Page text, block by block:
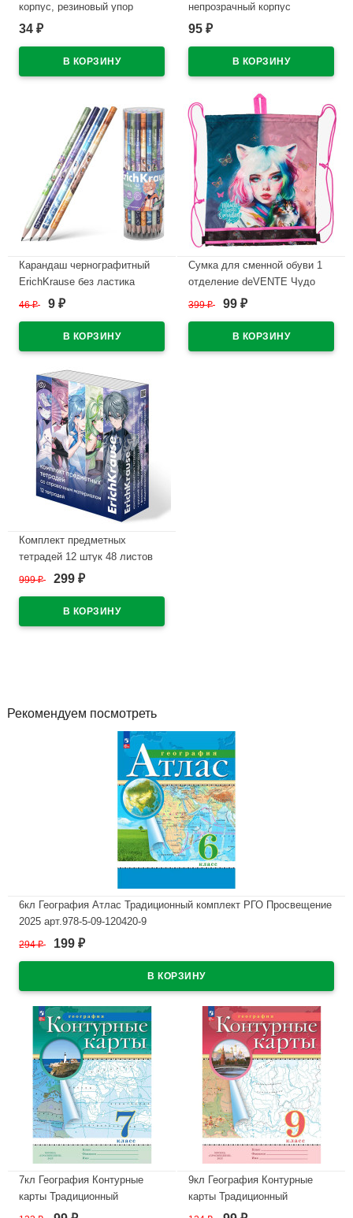
корпус, резиновый упор
(ErichKrause) R-301 Классик
арт.39527 (Ст.50)
34 ₽
непрозрачный корпус
(Unomax) Tritron синий, 0,3мм,
95 ₽
Карандаш чернографитный
ErichKrause без ластика
Аниме (Manga) HB
46₽ 9 ₽
Сумка для сменной обуви 1
отделение deVENTE Чудо
(Miracle) 40x47см арт.7040449
399₽ 99 ₽
Комплект предметных
тетрадей 12 штук 48 листов
ErichKrause Аниме арт.62125
999₽ 299 ₽
Рекомендуем посмотреть
6кл География Атлас Традиционный комплект РГО Просвещение
2025 арт.978-5-09-120420-9
В наличии
294₽ 199 ₽
7кл География Контурные
карты Традиционный
комплект РГО Просвещение
9кл География Контурные
карты Традиционный
комплект РГО Просвещение